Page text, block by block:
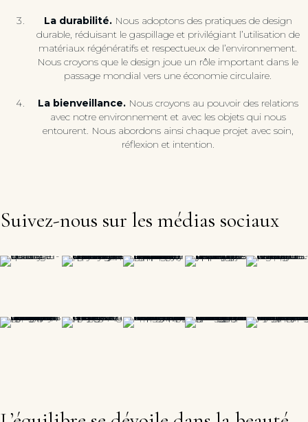
La durabilité.Nous adoptons des pratiques de design
durable, réduisant le gaspillage et privilégiant l’utilisation de
matériaux régénératifs et respectueux de l’environnement.
Nous croyons que le design joue un rôle important dans le
passage mondial vers une économie circulaire.
La bienveillance.Nous croyons au pouvoir des relations
avec notre environnement et avec les objets qui nous
entourent. Nous abordons ainsi chaque projet avec soin,
réflexion et intention.
Suivez-nous sur les médias sociaux